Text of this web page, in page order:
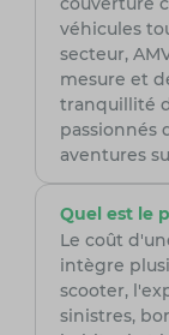
véhicules
secteur,
mesure et
tranquillité
passionnés
aventures
Quel est le
Le coût
intègre
scooter,
sinistres,